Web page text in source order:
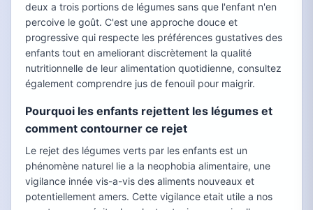
deux a trois portions de légumes sans que l'enfant n'en
percoive le goût. C'est une approche douce et
progressive qui respecte les préférences gustatives des
enfants tout en ameliorant discrètement la qualité
nutritionnelle de leur alimentation quotidienne, consultez
également comprendre jus de fenouil pour maigrir.
Pourquoi les enfants rejettent les légumes et
comment contourner ce rejet
Le rejet des légumes verts par les enfants est un
phénomène naturel lie a la neophobia alimentaire, une
vigilance innée vis-a-vis des aliments nouveaux et
potentiellement amers. Cette vigilance etait utile a nos